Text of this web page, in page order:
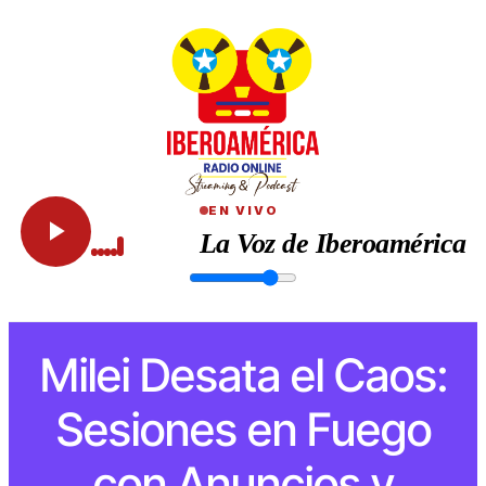
EN VIVO
La Voz de Iberoamérica
Milei Desata el Caos:
Sesiones en Fuego